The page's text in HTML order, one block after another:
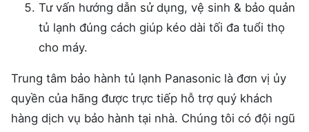
Tư vấn hướng dẫn sử dụng, vệ sinh & bảo quản
tủ lạnh đúng cách giúp kéo dài tối đa tuổi thọ
cho máy.
Trung tâm bảo hành tủ lạnh Panasonic là đơn vị ủy
quyền của hãng được trực tiếp hỗ trợ quý khách
hàng dịch vụ bảo hành tại nhà. Chúng tôi có đội ngũ